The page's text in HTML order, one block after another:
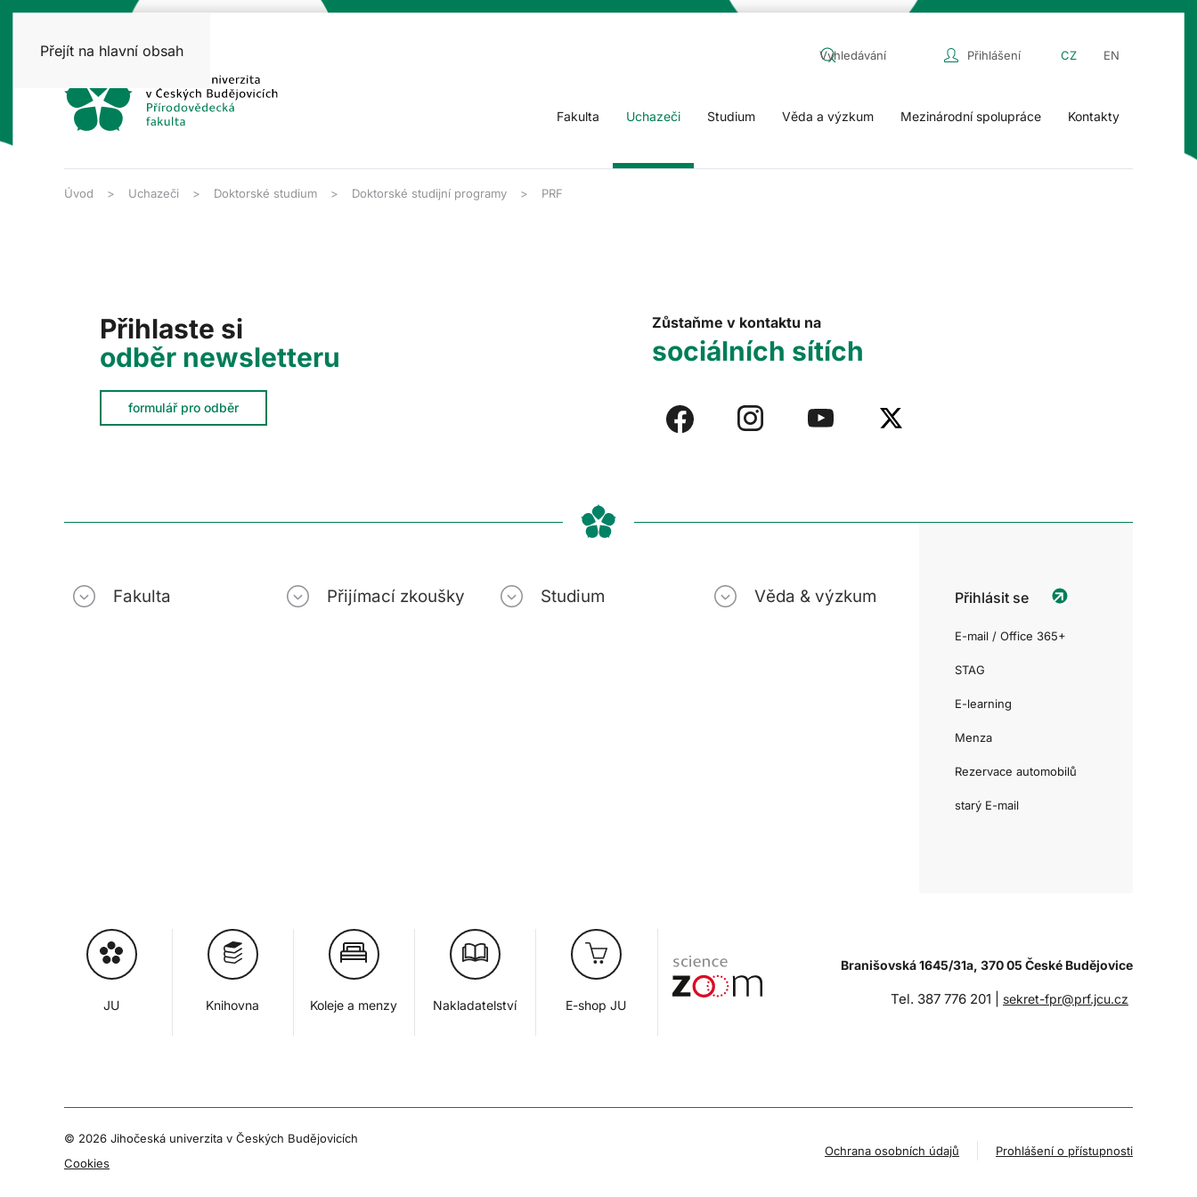
Přejít na hlavní obsah Přihlášení CZ EN
Fakulta Uchazeči Studium Věda a výzkum Mezinárodní spolupráce Kontakty
Úvod Uchazeči Doktorské studium Doktorské studijní programy PRF
Přihlaste si
odběr newsletteru
formulář pro odběr
Zůstaňme v kontaktu na
sociálních sítích
Fakulta Přijímací zkoušky Studium Věda & výzkum Přihlásit se
E-mail / Office 365+
STAG
E-learning
Menza
Rezervace automobilů
starý E-mail
JU Knihovna Koleje a menzy Nakladatelství E-shop JU
Branišovská 1645/31a, 370 05 České Budějovice
Tel. 387 776 201 | sekret-fpr@prf.jcu.cz
© 2026 Jihočeská univerzita v Českých Budějovicích
Cookies
Ochrana osobních údajů Prohlášení o přístupnosti